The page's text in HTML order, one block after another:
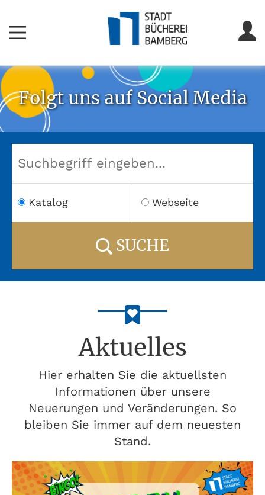
Folgt uns auf Social Media
Katalog Webseite
SUCHE
Aktuelles
Hier erhalten Sie die aktuellsten
Informationen über unsere
Neuerungen und Veränderungen. So
bleiben Sie immer auf dem neuesten
Stand.